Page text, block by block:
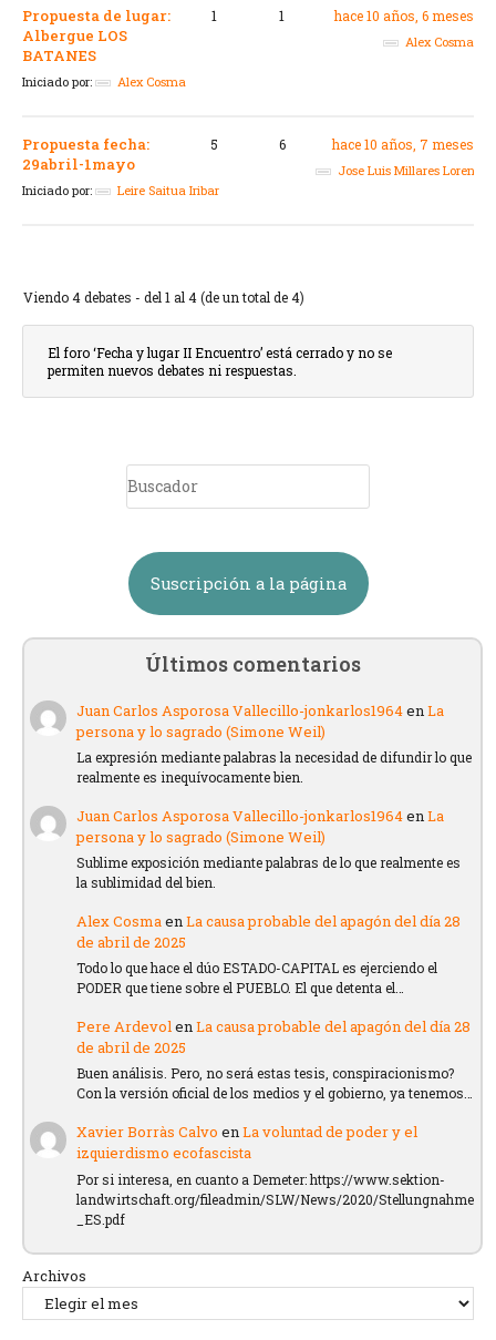
Propuesta de lugar:
Albergue LOS
BATANES
Iniciado por: Alex Cosma
1 1 hace 10 años, 6 meses
Alex Cosma
Propuesta fecha:
29abril-1mayo
Iniciado por: Leire Saitua Iribar
5 6 hace 10 años, 7 meses
Jose Luis Millares Lorenzo
Viendo 4 debates - del 1 al 4 (de un total de 4)
El foro ‘Fecha y lugar II Encuentro’ está cerrado y no se
permiten nuevos debates ni respuestas.
Suscripción a la página
Últimos comentarios
Juan Carlos Asporosa Vallecillo-jonkarlos1964enLa
persona y lo sagrado (Simone Weil)
La expresión mediante palabras la necesidad de difundir lo que
realmente es inequívocamente bien.
Juan Carlos Asporosa Vallecillo-jonkarlos1964enLa
persona y lo sagrado (Simone Weil)
Sublime exposición mediante palabras de lo que realmente es
la sublimidad del bien.
Alex CosmaenLa causa probable del apagón del día 28
de abril de 2025
Todo lo que hace el dúo ESTADO-CAPITAL es ejerciendo el
PODER que tiene sobre el PUEBLO. El que detenta el…
Pere ArdevolenLa causa probable del apagón del día 28
de abril de 2025
Buen análisis. Pero, no será estas tesis, conspiracionismo?
Con la versión oficial de los medios y el gobierno, ya tenemos…
Xavier Borràs Calvo enLa voluntad de poder y el
izquierdismo ecofascista
Por si interesa, en cuanto a Demeter: https://www.sektion-
landwirtschaft.org/fileadmin/SLW/News/2020/Stellungnahme
_ES.pdf
Archivos